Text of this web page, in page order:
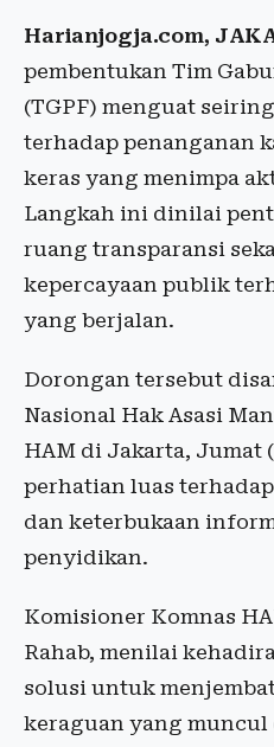
Harianjogja.com,
pembentukan Tim
(TGPF) menguat
terhadap penanganan
keras yang menimpa
Langkah ini dinilai
ruang transparansi
kepercayaan publik
yang berjalan.
Dorongan tersebut
Nasional Hak Asasi
HAM di Jakarta, Jumat
perhatian luas
dan keterbukaan
penyidikan.
Komisioner Komnas
Rahab, menilai
solusi untuk
keraguan yang